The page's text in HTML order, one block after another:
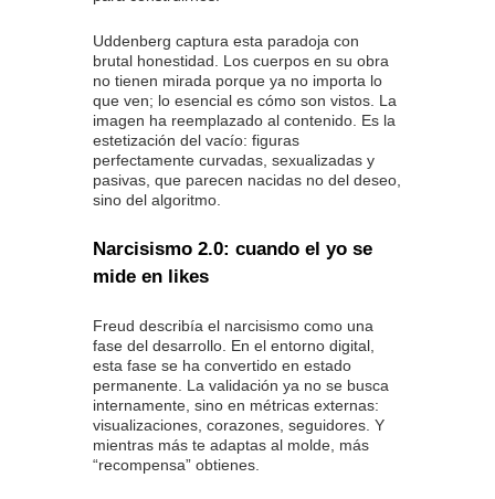
Uddenberg captura esta paradoja con
brutal honestidad. Los cuerpos en su obra
no tienen mirada porque ya no importa lo
que ven; lo esencial es cómo son vistos. La
imagen ha reemplazado al contenido. Es la
estetización del vacío: figuras
perfectamente curvadas, sexualizadas y
pasivas, que parecen nacidas no del deseo,
sino del algoritmo.
Narcisismo 2.0: cuando el yo se
mide en likes
Freud describía el narcisismo como una
fase del desarrollo. En el entorno digital,
esta fase se ha convertido en estado
permanente. La validación ya no se busca
internamente, sino en métricas externas:
visualizaciones, corazones, seguidores. Y
mientras más te adaptas al molde, más
“recompensa” obtienes.